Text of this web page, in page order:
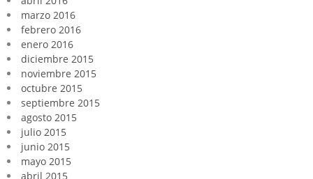
marzo 2016
febrero 2016
enero 2016
diciembre 2015
noviembre 2015
octubre 2015
septiembre 2015
agosto 2015
julio 2015
junio 2015
mayo 2015
abril 2015